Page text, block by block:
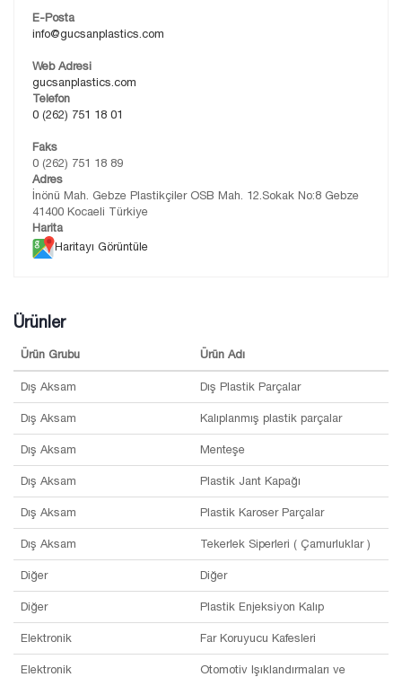
E-Posta
info@gucsanplastics.com
Web Adresi
gucsanplastics.com
Telefon
0 (262) 751 18 01
Faks
0 (262) 751 18 89
Adres
İnönü Mah. Gebze Plastikçiler OSB Mah. 12.Sokak No:8 Gebze
41400 Kocaeli Türkiye
Harita
Haritayı Görüntüle
Ürünler
Ürün Grubu Ürün Adı
Dış Aksam Dış Plastik Parçalar
Dış Aksam Kalıplanmış plastik parçalar
Dış Aksam Menteşe
Dış Aksam Plastik Jant Kapağı
Dış Aksam Plastik Karoser Parçalar
Dış Aksam Tekerlek Siperleri ( Çamurluklar )
Diğer Diğer
Diğer Plastik Enjeksiyon Kalıp
Elektronik Far Koruyucu Kafesleri
Elektronik
Otomotiv Işıklandırmaları ve